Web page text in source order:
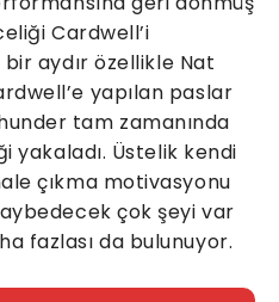
Cardwell’i
aydır özellikle Nat
yapılan paslar
tam zamanında
Üstelik kendi
çıkma motivasyonu
çok şeyi var
fazlası da bulunuyor.